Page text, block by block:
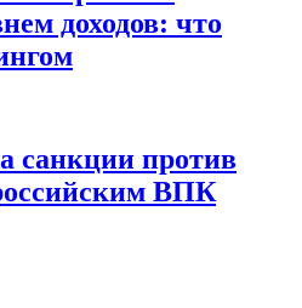
доходов: что
санкции против
ВПК